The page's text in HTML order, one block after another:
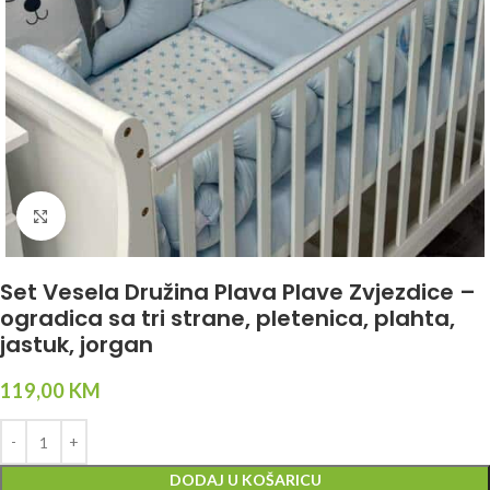
Click to enlarge
Set Vesela Družina Plava Plave Zvjezdice –
ogradica sa tri strane, pletenica, plahta,
jastuk, jorgan
119,00 KM
DODAJ U KOŠARICU